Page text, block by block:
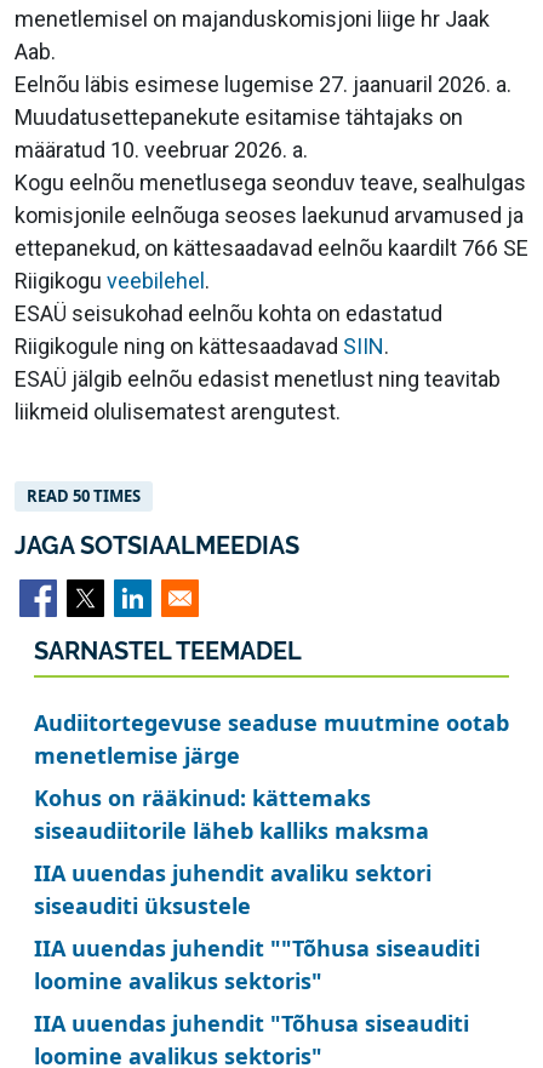
menetlemisel on majanduskomisjoni liige hr Jaak
Aab.
Eelnõu läbis esimese lugemise 27. jaanuaril 2026. a.
Muudatusettepanekute esitamise tähtajaks on
määratud 10. veebruar 2026. a.
Kogu eelnõu menetlusega seonduv teave, sealhulgas
komisjonile eelnõuga seoses laekunud arvamused ja
ettepanekud, on kättesaadavad eelnõu kaardilt 766 SE
Riigikogu veebilehel.
ESAÜ seisukohad eelnõu kohta on edastatud
Riigikogule ning on kättesaadavad SIIN.
ESAÜ jälgib eelnõu edasist menetlust ning teavitab
liikmeid olulisematest arengutest.
READ 50 TIMES
JAGA SOTSIAALMEEDIAS
SARNASTEL TEEMADEL
Audiitortegevuse seaduse muutmine ootab
menetlemise järge
Kohus on rääkinud: kättemaks
siseaudiitorile läheb kalliks maksma
IIA uuendas juhendit avaliku sektori
siseauditi üksustele
IIA uuendas juhendit ""Tõhusa siseauditi
loomine avalikus sektoris"
IIA uuendas juhendit "Tõhusa siseauditi
loomine avalikus sektoris"